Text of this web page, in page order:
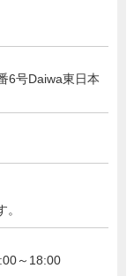
6号Daiwa東日本
～18:00